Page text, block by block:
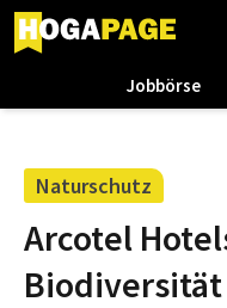
Jobbörse
Naturschutz
Arcotel